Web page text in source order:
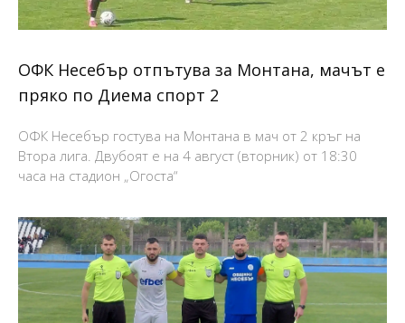
ОФК Несебър отпътува за Монтана, мачът е
пряко по Диема спорт 2
ОФК Несебър гостува на Монтана в мач от 2 кръг на
Втора лига. Двубоят е на 4 август (вторник) от 18:30
часа на стадион „Огоста“